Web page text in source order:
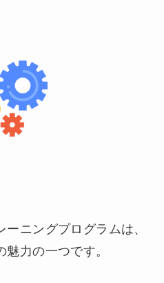
ニングプログラムは、
力の一つです。